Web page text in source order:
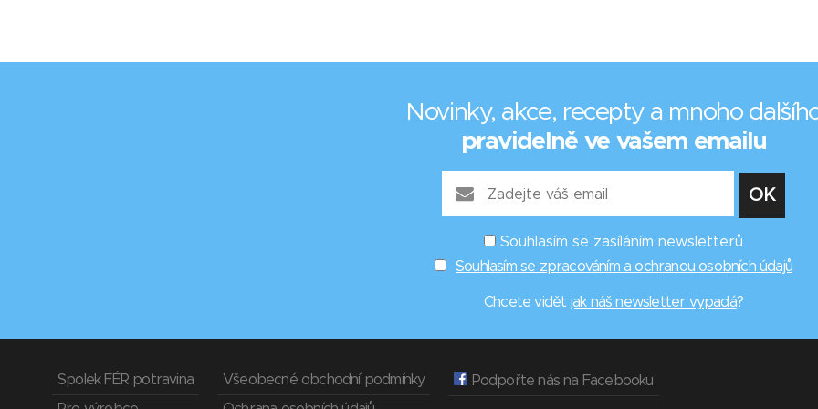
Novinky, akce, recepty a mnoho
pravidelně ve vašem emailu
Souhlasím se zasíláním newsletterů
Souhlasím se zpracováním a ochranou osobních údajů
Chcete vidět jak náš newsletter vypadá?
Spolek FÉR potravina
Všeobecné obchodní podmínky
Podpořte nás na Facebooku